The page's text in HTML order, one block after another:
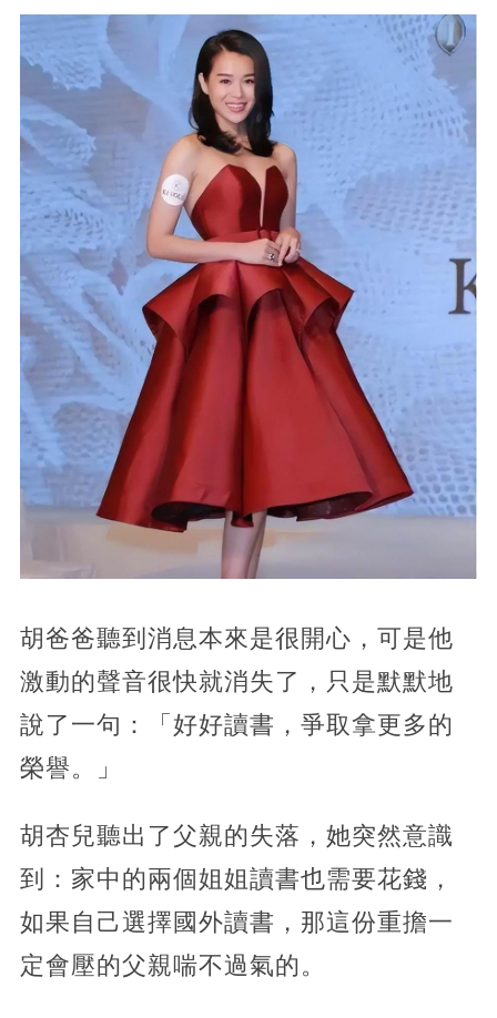
胡爸爸聽到消息本來是很開心，可是他
激動的聲音很快就消失了，只是默默地
說了一句：「好好讀書，爭取拿更多的
榮譽。」
胡杏兒聽出了父親的失落，她突然意識
到：家中的兩個姐姐讀書也需要花錢，
如果自己選擇國外讀書，那這份重擔一
定會壓的父親喘不過氣的。